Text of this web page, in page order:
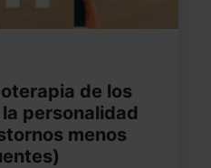
de los
personalidad
menos